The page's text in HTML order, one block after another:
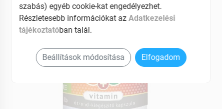
szabás) egyéb cookie-kat engedélyezhet.
Részletesebb információkat azAdatkezelési
tájékoztatóban talál.
Beállítások módosítása Elfogadom